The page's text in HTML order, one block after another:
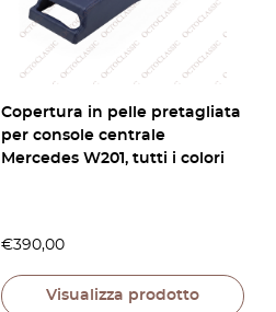
Copertura in pelle pretagliata
per console centrale
Mercedes W201, tutti i colori
€390,00
Visualizza prodotto